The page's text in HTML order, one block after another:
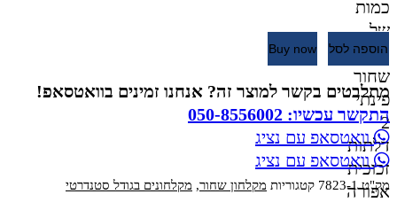
כמות
של
מקלחון
שחור
פינתי
2
דלתות
זכוכית
אפורה
הוספה לסל Buy now
מתלבטים בקשר למוצר זה? אנחנו זמינים בוואטסאפ!
התקשר עכשיו: 050-8556002
וואטסאפ עם נציג
וואטסאפ עם נציג
מק"ט7823-1 קטגוריות מקלחון שחור, מקלחונים בגודל סטנדרטי